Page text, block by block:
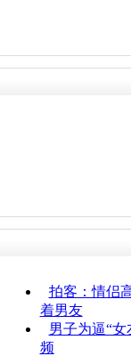
拍客：情侣
着男友
男子为逼“
频